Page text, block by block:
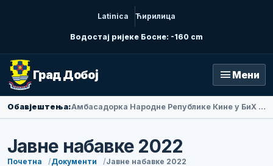
Latinica Ћирилица
Водостај ријеке Босне: -160 cm
Град Добој menu Мени
Обавјештења: Амбасадорка Народне Републике Кине у БиХ Ли Фан посјетила Добој
Јавне набавке 2022
Почетна Документи Јавне набавке 2022